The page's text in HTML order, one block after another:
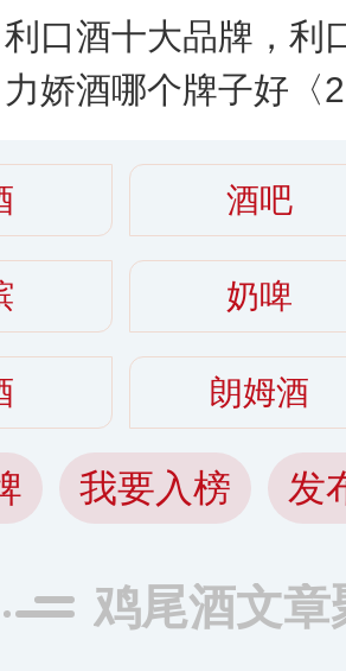
利口酒十大品牌，利
力娇酒哪个牌子好〈
酒吧
奶啤
朗姆酒
我要入榜 发
鸡尾酒文章